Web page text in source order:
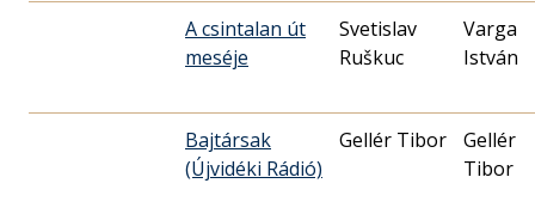
A csintalan út
meséje
Svetislav
Ruškuc
Varga
István
Bajtársak
(Újvidéki Rádió)
Gellér Tibor
Gellér
Tibor